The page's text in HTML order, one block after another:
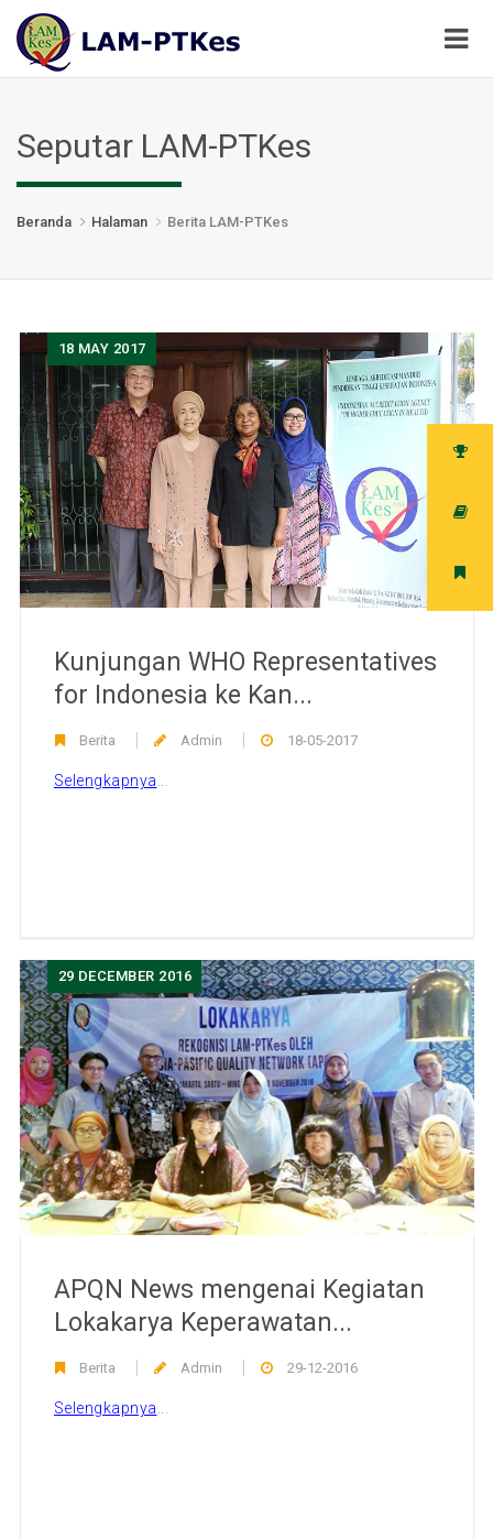
Seputar LAM-PTKes
Beranda Halaman Berita LAM-PTKes
18 MAY 2017
Kunjungan WHO Representatives
for Indonesia ke Kan...
Berita Admin 18-05-2017
Selengkapnya
29 DECEMBER 2016
APQN News mengenai Kegiatan
Lokakarya Keperawatan...
Berita Admin 29-12-2016
Selengkapnya